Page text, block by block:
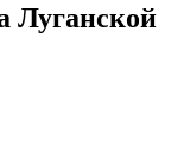
Луганской